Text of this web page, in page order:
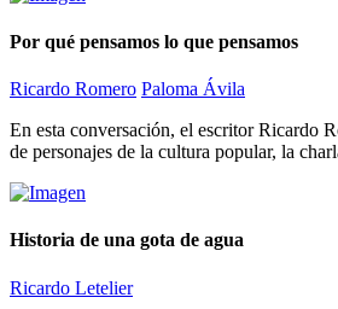
Por qué pensamos lo que pensamos
Ricardo Romero Paloma Ávila
En esta conversación, el escritor Ricardo
de personajes de la cultura popular, la
Historia de una gota de agua
Ricardo Letelier